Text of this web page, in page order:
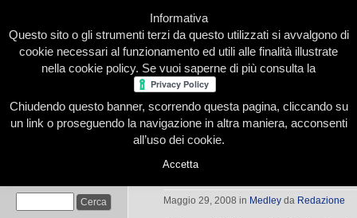
Home Presentazione Redazione Le nostre firme
Festspielhaus in Baviera ospita il
Maggio 29, 2008 in Medley da Redazione
Informativa
Questo sito o gli strumenti terzi da questo utilizzati si avvalgono di
cookie necessari al funzionamento ed utili alle finalità illustrate
nella cookie policy. Se vuoi saperne di più consulta la
Chiudendo questo banner, scorrendo questa pagina, cliccando su
un link o proseguendo la navigazione in altra maniera, acconsenti
all’uso dei cookie.
Accetta